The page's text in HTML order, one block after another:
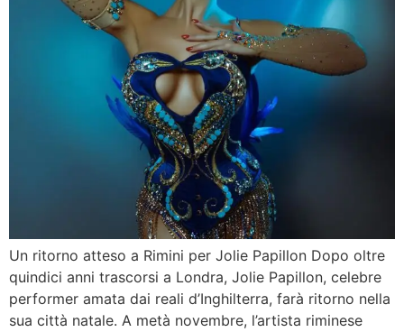
Un ritorno atteso a Rimini per Jolie Papillon Dopo oltre
quindici anni trascorsi a Londra, Jolie Papillon, celebre
performer amata dai reali d’Inghilterra, farà ritorno nella
sua città natale. A metà novembre, l’artista riminese